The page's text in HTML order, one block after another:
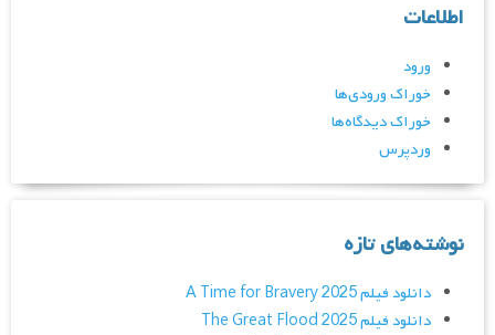
اطلاعات
ورود
خوراک ورودی‌ها
خوراک دیدگاه‌ها
وردپرس
نوشته‌های تازه
دانلود فیلم A Time for Bravery 2025
دانلود فیلم The Great Flood 2025